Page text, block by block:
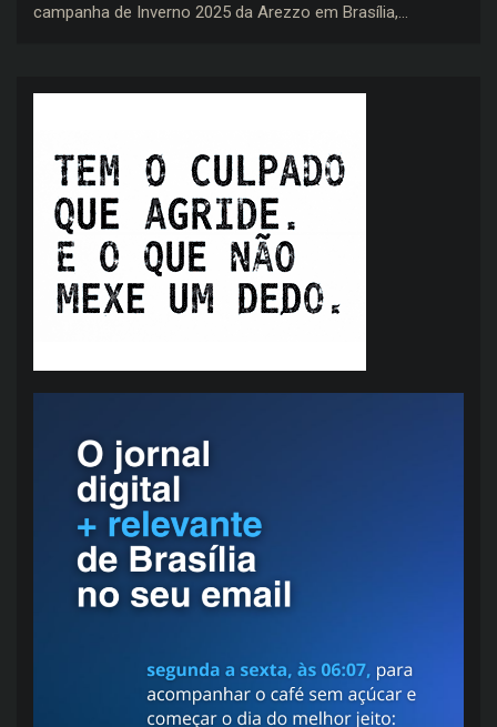
campanha de Inverno 2025 da Arezzo em Brasília,…